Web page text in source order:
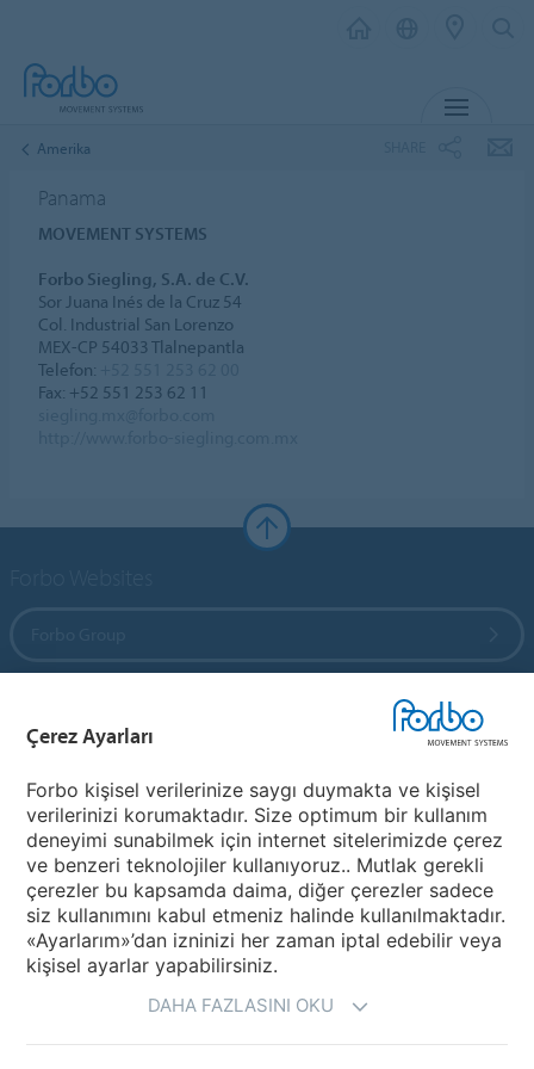
Amerika
Panama
MOVEMENT SYSTEMS
Forbo Siegling, S.A. de C.V.
Sor Juana Inés de la Cruz 54
Col. Industrial San Lorenzo
MEX-CP 54033 Tlalnepantla
Telefon:
Fax: +52 551 253 62 11
Bir Ülke Seçiniz
Ülkenizi Seçiniz
Çerez Ayarları
Forbo kişisel verilerinize saygı duymakta ve kişisel
verilerinizi korumaktadır. Size optimum bir kullanım
deneyimi sunabilmek için internet sitelerimizde çerez
ve benzeri teknolojiler kullanıyoruz.. Mutlak gerekli
çerezler bu kapsamda daima, diğer çerezler sadece
siz kullanımını kabul etmeniz halinde kullanılmaktadır.
«Ayarlarım»’dan izninizi her zaman iptal edebilir veya
kişisel ayarlar yapabilirsiniz.
DAHA FAZLASINI OKU